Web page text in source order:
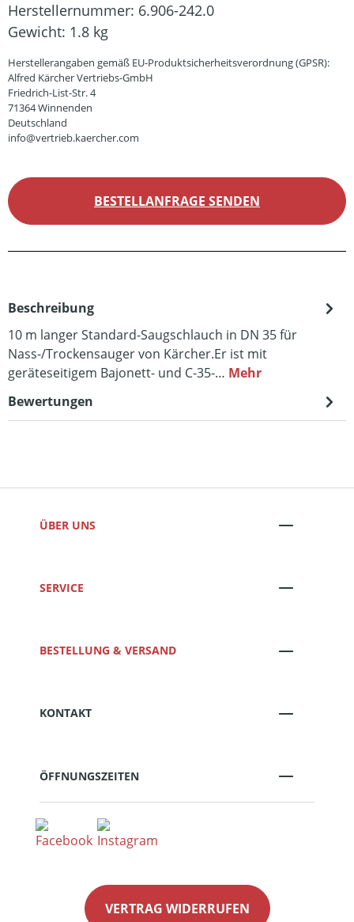
Herstellernummer: 6.906-242.0
Gewicht: 1.8 kg
Herstellerangaben gemäß EU-Produktsicherheitsverordnung (GPSR):
Alfred Kärcher Vertriebs-GmbH
Friedrich-List-Str. 4
71364 Winnenden
Deutschland
info@vertrieb.kaercher.com
BESTELLANFRAGE SENDEN
Beschreibung
10 m langer Standard-Saugschlauch in DN 35 für
Nass-/Trockensauger von Kärcher.Er ist mit
geräteseitigem Bajonett- und C-35-… Mehr
Bewertungen
ÜBER UNS
SERVICE
BESTELLUNG & VERSAND
KONTAKT
ÖFFNUNGSZEITEN
VERTRAG WIDERRUFEN